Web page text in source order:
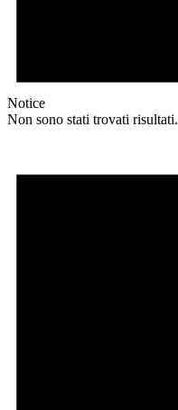
Notice
Non sono stati trovati risultati.